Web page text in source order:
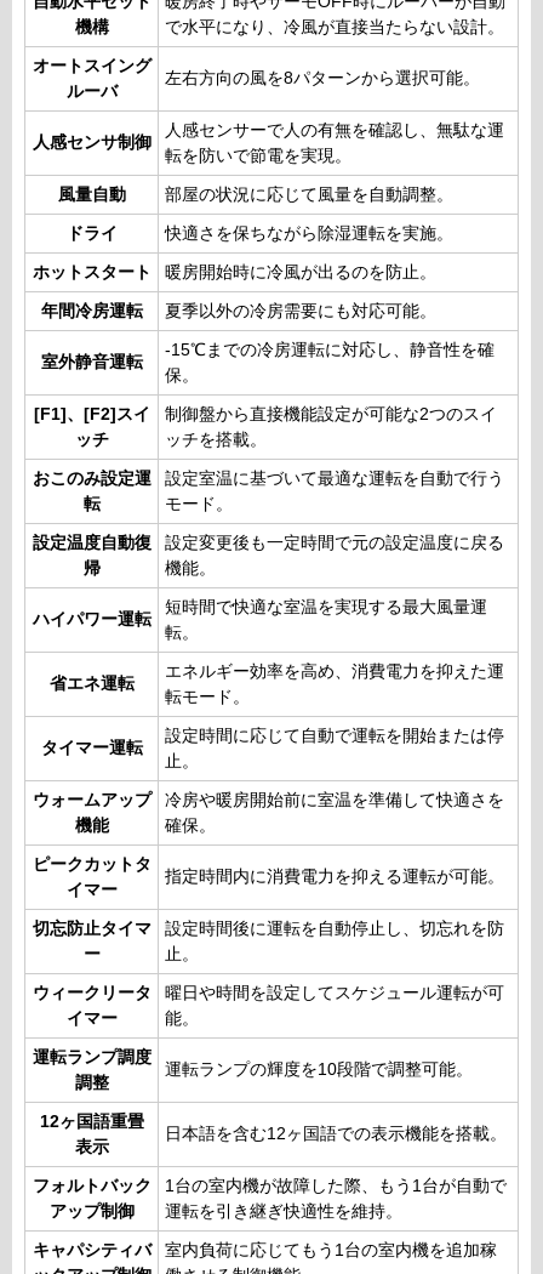
機構
で水平になり、冷風が直接当たらない設計。
オートスイング
ルーバ
左右方向の風を8パターンから選択可能。
人感センサ制御
人感センサーで人の有無を確認し、無駄な運
転を防いで節電を実現。
風量自動 部屋の状況に応じて風量を自動調整。
ドライ 快適さを保ちながら除湿運転を実施。
ホットスタート 暖房開始時に冷風が出るのを防止。
年間冷房運転 夏季以外の冷房需要にも対応可能。
室外静音運転
-15℃までの冷房運転に対応し、静音性を確
保。
[F1]、[F2]スイ
ッチ
制御盤から直接機能設定が可能な2つのスイ
ッチを搭載。
おこのみ設定運
転
設定室温に基づいて最適な運転を自動で行う
モード。
設定温度自動復
帰
設定変更後も一定時間で元の設定温度に戻る
機能。
ハイパワー運転
短時間で快適な室温を実現する最大風量運
転。
省エネ運転
エネルギー効率を高め、消費電力を抑えた運
転モード。
タイマー運転
設定時間に応じて自動で運転を開始または停
止。
ウォームアップ
機能
冷房や暖房開始前に室温を準備して快適さを
確保。
ピークカットタ
イマー
指定時間内に消費電力を抑える運転が可能。
切忘防止タイマ
ー
設定時間後に運転を自動停止し、切忘れを防
止。
ウィークリータ
イマー
曜日や時間を設定してスケジュール運転が可
能。
運転ランプ調度
調整
運転ランプの輝度を10段階で調整可能。
12ヶ国語重畳
表示
日本語を含む12ヶ国語での表示機能を搭載。
フォルトバック
アップ制御
1台の室内機が故障した際、もう1台が自動で
運転を引き継ぎ快適性を維持。
キャパシティバ
室内負荷に応じてもう1台の室内機を追加稼